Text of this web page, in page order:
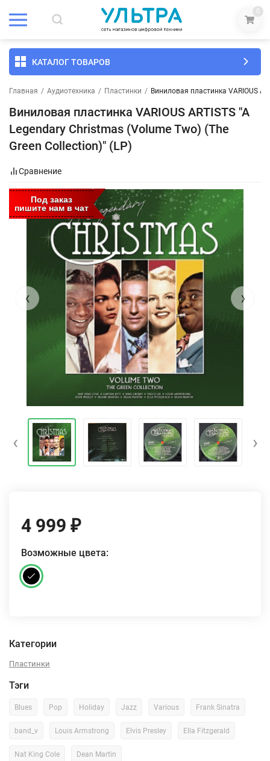
0
КАТАЛОГ ТОВАРОВ
Главная / Аудиотехника / Пластинки / Виниловая пластинка VARIOUS
Виниловая пластинка VARIOUS ARTISTS "A
Legendary Christmas (Volume Two) (The
Green Collection)" (LP)
Сравнение
‹ ›
‹ ›
Под заказ
пишите нам в чат
4 999 ₽
Возможные цвета:
Категории
Пластинки
Тэги
Blues Pop Holiday Jazz Various Frank Sinatra
band_v Louis Armstrong Elvis Presley Ella Fitzgerald
Nat King Cole Dean Martin